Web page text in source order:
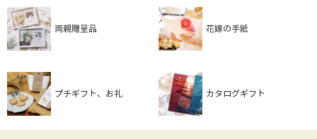
両親贈呈品 花嫁の手紙
プチギフト、お礼 カタログギフト